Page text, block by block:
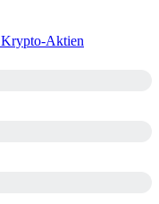
Krypto-Aktien